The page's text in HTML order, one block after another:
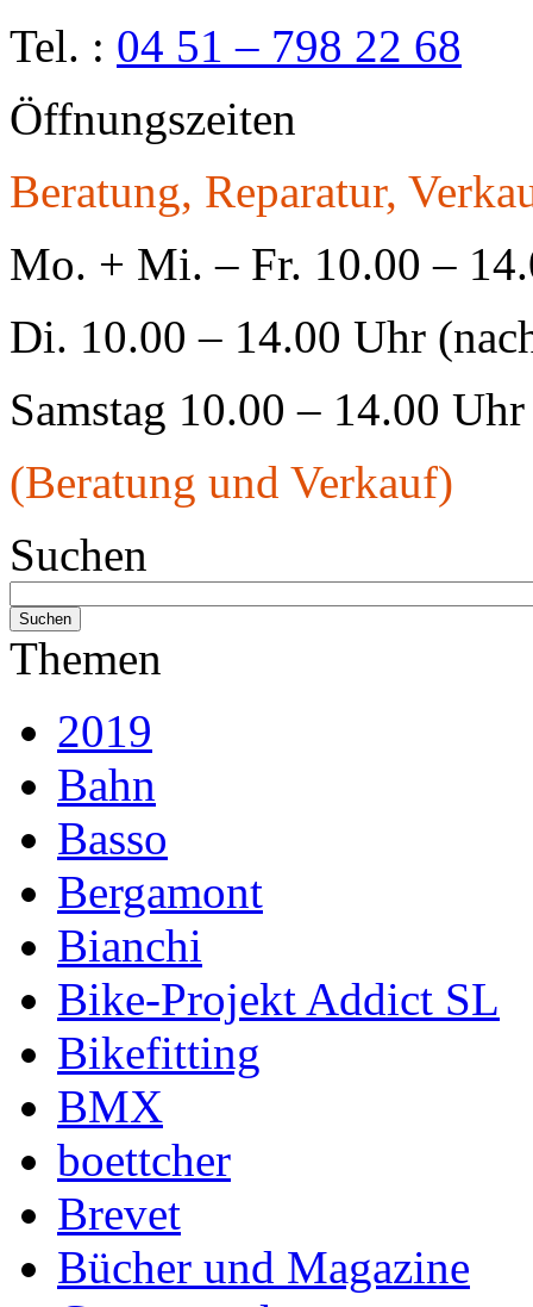
Tel. : 04 51 – 798 22 68
Öffnungszeiten
Beratung, Reparatur,
Mo. + Mi. – Fr. 10.00 –
Di. 10.00 – 14.00 Uhr
Samstag 10.00 – 14.00 Uhr
(Beratung und Verkauf)
Suchen
Themen
2019
Bahn
Basso
Bergamont
Bianchi
Bike-Projekt Addict SL
Bikefitting
BMX
boettcher
Brevet
Bücher und Magazine